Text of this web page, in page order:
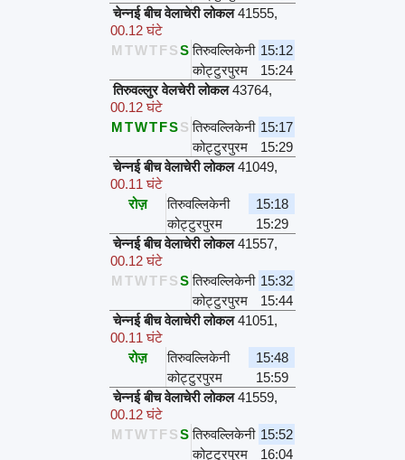
चेन्नई बीच वेलाचेरी लोकल 41555,
00.12 घंटे
M TWTFSS तिरुवल्लिकेनी 15:12
कोट्टुरपुरम
15:24
तिरुवल्लुर वेलचेरी लोकल 43764,
00.12 घंटे
MTWTFSS तिरुवल्लिकेनी 15:17
कोट्टुरपुरम
15:29
चेन्नई बीच वेलाचेरी लोकल 41049,
00.11 घंटे
रोज़
तिरुवल्लिकेनी
15:18
कोट्टुरपुरम
15:29
चेन्नई बीच वेलाचेरी लोकल 41557,
00.12 घंटे
M TWTFSS तिरुवल्लिकेनी 15:32
कोट्टुरपुरम
15:44
चेन्नई बीच वेलाचेरी लोकल 41051,
00.11 घंटे
रोज़
तिरुवल्लिकेनी
15:48
कोट्टुरपुरम
15:59
चेन्नई बीच वेलाचेरी लोकल 41559,
00.12 घंटे
M TWTFSS तिरुवल्लिकेनी 15:52
कोट्टुरपुरम
16:04